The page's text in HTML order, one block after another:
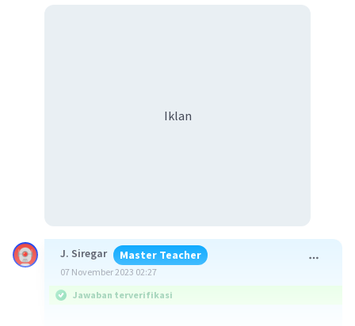
Iklan
J. Siregar Master Teacher
07 November 2023 02:27
Jawaban terverifikasi